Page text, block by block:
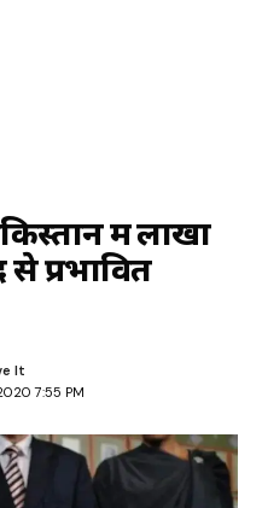
में लाखों
से प्रभावित
7:55 PM